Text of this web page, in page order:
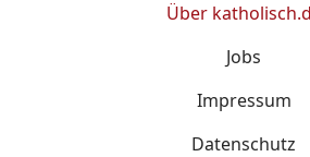
Über
Jobs
Impressum
Datenschutz